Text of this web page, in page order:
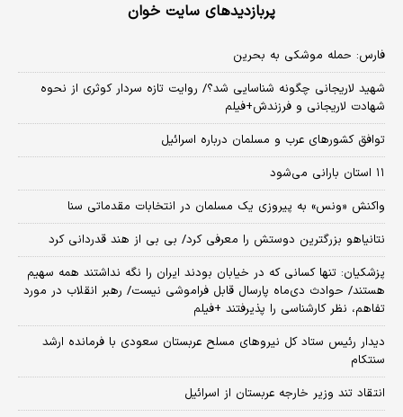
پربازدیدهای سایت خوان
فارس: حمله موشکی به بحرین
شهید لاریجانی چگونه شناسایی شد؟/ روایت تازه سردار کوثری از نحوه
شهادت لاریجانی و فرزندش+فیلم
توافق کشورهای عرب و مسلمان درباره اسرائیل
۱۱ استان بارانی می‌شود
واکنش «ونس» به پیروزی یک مسلمان در انتخابات مقدماتی سنا
نتانیاهو بزرگترین دوستش را معرفی کرد/ بی بی از هند قدردانی کرد
پزشکیان: تنها کسانی که در خیابان بودند ایران را نگه نداشتند همه سهیم
هستند/ حوادث دی‌ماه پارسال قابل فراموشی نیست/ رهبر انقلاب در مورد
تفاهم، نظر کارشناسی را پذیرفتند +فیلم
دیدار رئیس ستاد کل نیروهای مسلح عربستان سعودی با فرمانده ارشد
سنتکام
انتقاد تند وزیر خارجه عربستان از اسرائیل